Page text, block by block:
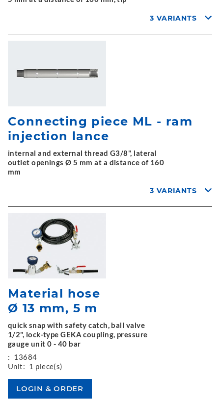
3 VARIANTS
Connecting piece ML - ram
injection lance
internal and external thread G3/8", lateral
outlet openings Ø 5 mm at a distance of 160
mm
3 VARIANTS
Material hose
Ø 13 mm, 5 m
quick snap with safety catch, ball valve
1/2", lock-type GEKA coupling, pressure
gauge unit 0 - 40 bar
: 13684
Unit: 1 piece(s)